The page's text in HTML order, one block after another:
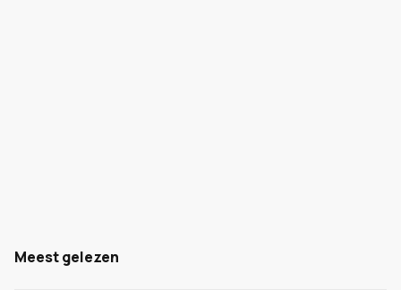
Meest gelezen